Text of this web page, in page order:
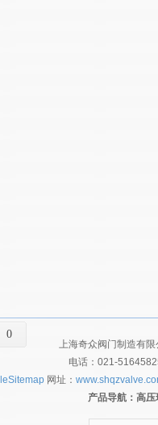
0
上海奇众阀门制造有
电话：021-
网址：
产品导航： 高压